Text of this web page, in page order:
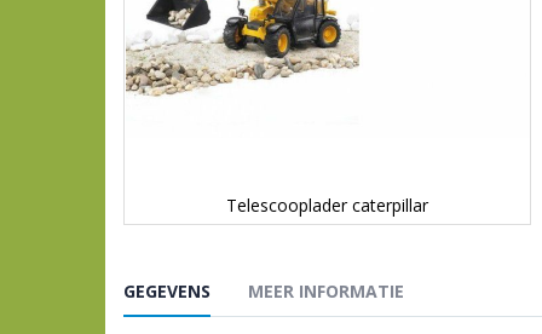
Telescooplader caterpillar
begin
van
GEGEVENS MEER INFORMATIE